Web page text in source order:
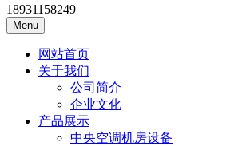
18931158249
Menu
网站首页
关于我们
公司简介
企业文化
产品展示
中央空调机房设备